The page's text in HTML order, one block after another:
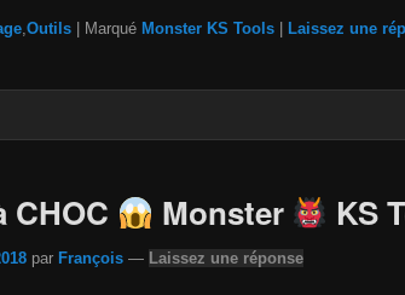
a
z
W
is
ail p
y
k
ta
g
Outils Marqué Monster KS Tools Laissez une
CHOC Monster KS
par François — Laissez une réponse